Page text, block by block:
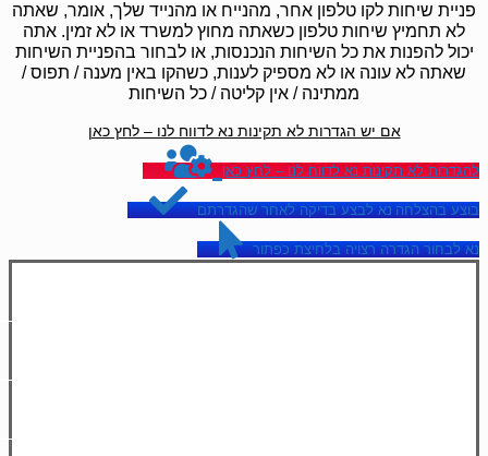
פניית שיחות לקו טלפון אחר, מהנייח או מהנייד שלך, אומר, שאתה
לא תחמיץ שיחות טלפון כשאתה מחוץ למשרד או לא זמין. אתה
יכול להפנות את כל השיחות הנכנסות, או לבחור בהפניית השיחות
שאתה לא עונה או לא מספיק לענות, כשהקו באין מענה / תפוס /
ממתינה / אין קליטה / כל השיחות
אם יש הגדרות לא תקינות נא לדווח לנו – לחץ כאן
להגדרות לא תקינות נא לדווח לנו – לחץ כאן
בוצע בהצלחה נא לבצע בדיקה לאחר שהגדרתם
נא לבחור הגדרה רצויהבלחיצת כפתור